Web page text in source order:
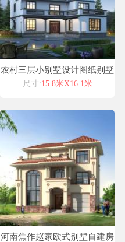
农村三层小别墅设计图纸别墅
图片别墅图纸房子设计图房屋
尺寸:15.8米X16.1米
河南焦作赵家欧式别墅自建房